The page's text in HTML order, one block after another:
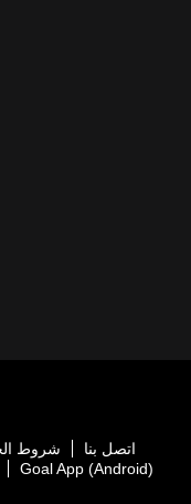
اتصل بنا شروط
Goal App (Android)